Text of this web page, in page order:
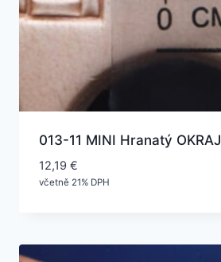
013-11 MINI Hranatý OKRAJ
12,19 €
včetně 21% DPH